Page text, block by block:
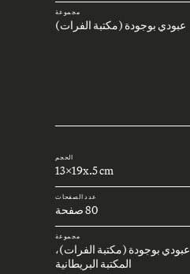
مجموعة
عبودي بوجودة (مكتبة الفرات)
الحجم
13x19x.5 cm
عدد الصفحات
80 صفحة
مجموعة
عبودي بوجودة (مكتبة الفرات)،
المكتبة البريطانية